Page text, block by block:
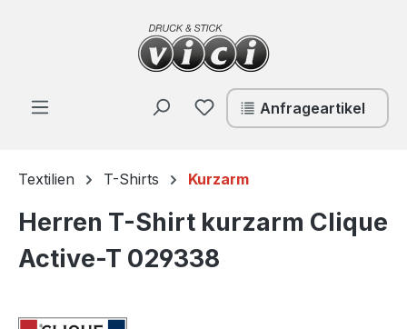
Zum Hauptinhalt springen
Du hast 0 Produkte auf
Anfrageartikel
Textilien T-Shirts Kurzarm
Herren T-Shirt kurzarm Clique
Active-T 029338